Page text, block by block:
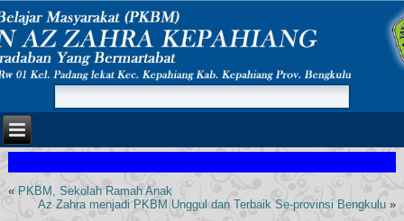
« PKBM, Sekolah Ramah Anak
Az Zahra menjadi PKBM Unggul dan Terbaik Se-provinsi Bengkulu»